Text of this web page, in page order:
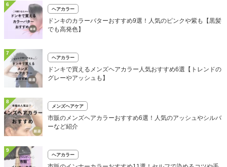
6
ヘアカラー
ドンキのカラーバターおすすめ9選！人気のピンクや紫も【黒髪
でも高発色】
7
ヘアカラー
ドンキで買えるメンズヘアカラー人気おすすめ6選【トレンドの
グレーやアッシュも】
8
メンズヘアケア
市販のメンズヘアカラーおすすめ6選！人気のアッシュやシルバ
ーなど紹介
9
ヘアカラー